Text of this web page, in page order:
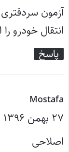
ت
:
آزمون
انتقال خودرو
پاسخ
Mostafa
ف
۲۷ بهمن ۱۳۹۶ در ۱۳:۰۷
اصلاحی